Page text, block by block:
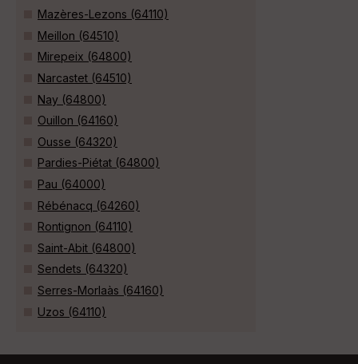
Mazères-Lezons (64110)
Meillon (64510)
Mirepeix (64800)
Narcastet (64510)
Nay (64800)
Ouillon (64160)
Ousse (64320)
Pardies-Piétat (64800)
Pau (64000)
Rébénacq (64260)
Rontignon (64110)
Saint-Abit (64800)
Sendets (64320)
Serres-Morlaàs (64160)
Uzos (64110)